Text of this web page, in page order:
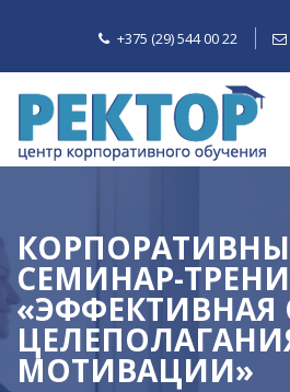
+375 (29) 544 00 22
СЕМИНАР-
«ЭФФЕКТИВНАЯ
МОТИВАЦИИ»